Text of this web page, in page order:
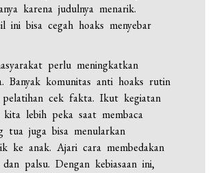
karena judulnya menarik.
ini bisa cegah hoaks menyebar
perlu meningkatkan
Banyak komunitas anti hoaks rutin
pelatihan cek fakta. Ikut kegiatan
lebih peka saat membaca
tua juga bisa menularkan
ke anak. Ajari cara membedakan
palsu. Dengan kebiasaan ini,